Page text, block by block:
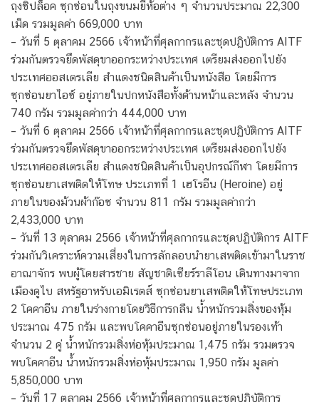
ถุงซิปล็อค ซุกซ่อนในถุงขนมยี่ห้อต่าง ๆ จำนวนประมาณ 22,300
เม็ด รวมมูลค่า 669,000 บาท
– วันที่ 5 ตุลาคม 2566 เจ้าหน้าที่ศุลกากรและชุดปฏิบัติการ AITF
ร่วมกันตรวจยึดพัสดุขาออกระหว่างประเทศ เตรียมส่งออกไปยัง
ประเทศออสเตรเลีย สำแดงชนิดสินค้าเป็นหนังสือ โดยมีการ
ซุกซ่อนยาไอซ์ อยู่ภายในปกหนังสือทั้งด้านหน้าและหลัง จำนวน
740 กรัม รวมมูลค่ากว่า 444,000 บาท
– วันที่ 6 ตุลาคม 2566 เจ้าหน้าที่ศุลกากรและชุดปฏิบัติการ AITF
ร่วมกันตรวจยึดพัสดุขาออกระหว่างประเทศ เตรียมส่งออกไปยัง
ประเทศออสเตรเลีย สำแดงชนิดสินค้าเป็นอุปกรณ์กีฬา โดยมีการ
ซุกซ่อนยาเสพติดให้โทษ ประเภทที่ 1 เฮโรอีน (Heroine) อยู่
ภายในของม้วนผ้าก๊อซ จำนวน 811 กรัม รวมมูลค่ากว่า
2,433,000 บาท
– วันที่ 13 ตุลาคม 2566 เจ้าหน้าที่ศุลกากรและชุดปฏิบัติการ AITF
ร่วมกันวิเคราะห์ความเสี่ยงในการลักลอบนำยาเสพติดเข้ามาในราช
อาณาจักร พบผู้โดยสารชาย สัญชาติเซียร์ราลีโอน เดินทางมาจาก
เมืองดูไบ สหรัฐอาหรับเอมิเรตส์ ซุกซ่อนยาเสพติดให้โทษประเภท
2 โคคาอีน ภายในร่างกายโดยวิธีการกลืน น้ำหนักรวมสิ่งของหุ้ม
ประมาณ 475 กรัม และพบโคคาอีนซุกซ่อนอยู่ภายในรองเท้า
จำนวน 2 คู่ น้ำหนักรวมสิ่งห่อหุ้มประมาณ 1,475 กรัม รวมตรวจ
พบโคคาอีน น้ำหนักรวมสิ่งห่อหุ้มประมาณ 1,950 กรัม มูลค่า
5,850,000 บาท
– วันที่ 17 ตุลาคม 2566 เจ้าหน้าที่ศุลกากรและชุดปฏิบัติการ